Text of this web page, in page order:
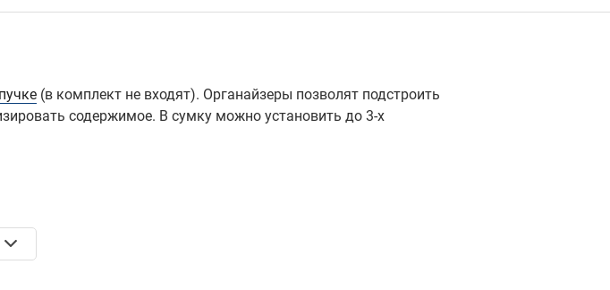
(в комплект не входят). Органайзеры позволят подстроить
содержимое. В сумку можно установить до 3-х
США),2M® (Due Emme®, Италия), или Arta® (Латвия).